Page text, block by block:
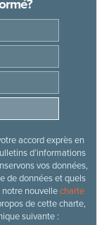
accord exprès en
d’informations
vos données,
de données et quels
notre nouvellecharte
de cette charte,
suivante :